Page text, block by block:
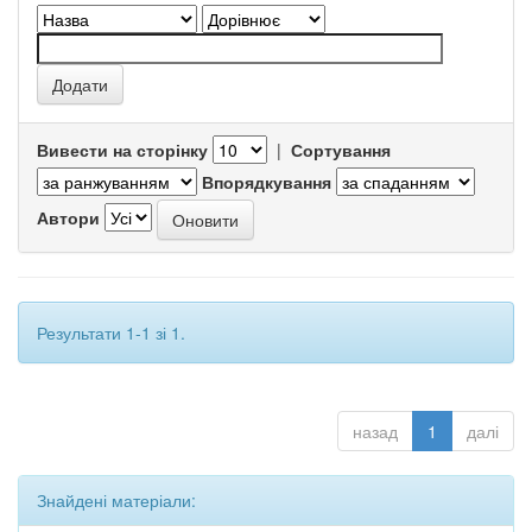
Вивести на сторінку | Сортування
Впорядкування
Автори
Результати 1-1 зі 1.
назад 1 далі
Знайдені матеріали: